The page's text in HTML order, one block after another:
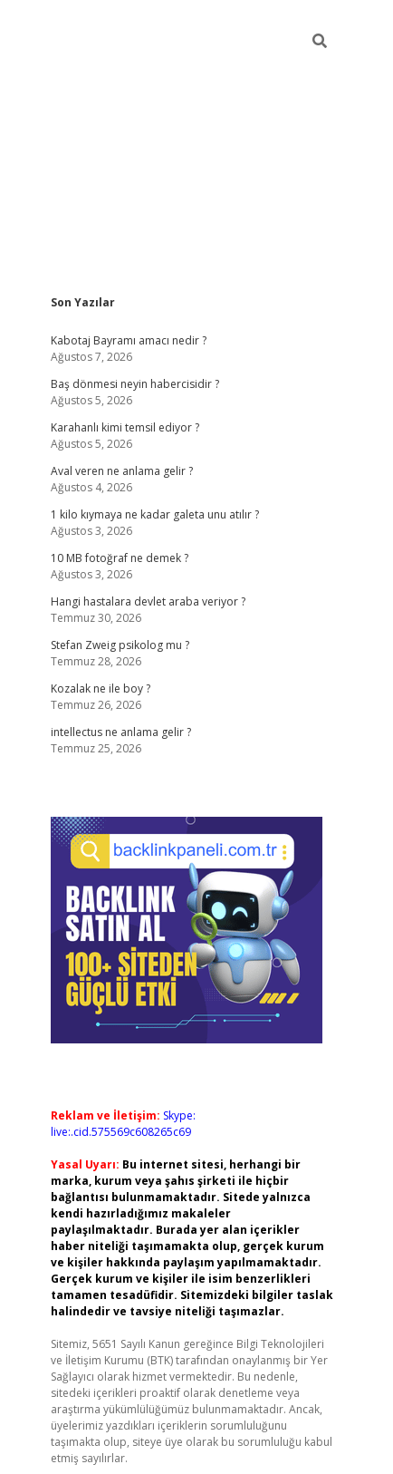
Sidebar
Son Yazılar
Kabotaj Bayramı amacı nedir ?
Ağustos 7, 2026
Baş dönmesi neyin habercisidir ?
Ağustos 5, 2026
Karahanlı kimi temsil ediyor ?
Ağustos 5, 2026
Aval veren ne anlama gelir ?
Ağustos 4, 2026
1 kilo kıymaya ne kadar galeta unu atılır ?
Ağustos 3, 2026
10 MB fotoğraf ne demek ?
Ağustos 3, 2026
Hangi hastalara devlet araba veriyor ?
Temmuz 30, 2026
Stefan Zweig psikolog mu ?
Temmuz 28, 2026
Kozalak ne ile boy ?
Temmuz 26, 2026
intellectus ne anlama gelir ?
Temmuz 25, 2026
Reklam ve İletişim: Skype:
live:.cid.575569c608265c69
Yasal Uyarı: Bu internet sitesi, herhangi bir
marka, kurum veya şahıs şirketi ile hiçbir
bağlantısı bulunmamaktadır. Sitede yalnızca
kendi hazırladığımız makaleler
paylaşılmaktadır. Burada yer alan içerikler
haber niteliği taşımamakta olup, gerçek kurum
ve kişiler hakkında paylaşım yapılmamaktadır.
Gerçek kurum ve kişiler ile isim benzerlikleri
tamamen tesadüfidir. Sitemizdeki bilgiler taslak
halindedir ve tavsiye niteliği taşımazlar.
Sitemiz, 5651 Sayılı Kanun gereğince Bilgi Teknolojileri
ve İletişim Kurumu (BTK) tarafından onaylanmış bir Yer
Sağlayıcı olarak hizmet vermektedir. Bu nedenle,
sitedeki içerikleri proaktif olarak denetleme veya
araştırma yükümlülüğümüz bulunmamaktadır. Ancak,
üyelerimiz yazdıkları içeriklerin sorumluluğunu
taşımakta olup, siteye üye olarak bu sorumluluğu kabul
etmiş sayılırlar.
ilbetvd casino giriş